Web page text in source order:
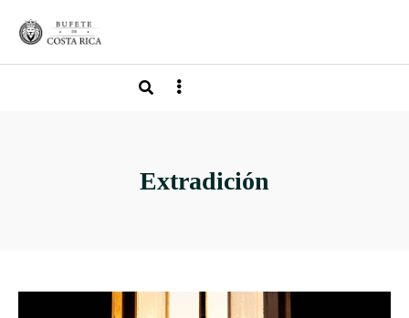
Extradición